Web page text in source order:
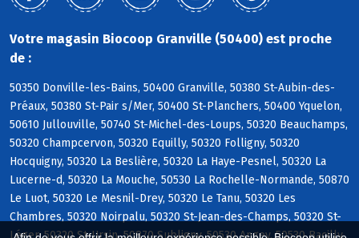
Votre magasin Biocoop Granville (50400) est proche
de :
50350 Donville-les-Bains, 50400 Granville, 50380 St-Aubin-des-
Préaux, 50380 St-Pair s/Mer, 50400 St-Planchers, 50400 Yquelon,
50610 Jullouville, 50740 St-Michel-des-Loups, 50320 Beauchamps,
50320 Champcervon, 50320 Equilly, 50320 Folligny, 50320
Hocquigny, 50320 La Beslière, 50320 La Haye-Pesnel, 50320 La
Lucerne-d, 50320 La Mouche, 50530 La Rochelle-Normande, 50870
Le Luot, 50320 Le Mesnil-Drey, 50320 Le Tanu, 50320 Les
Chambres, 50320 Noirpalu, 50320 St-Jean-des-Champs, 50320 St-